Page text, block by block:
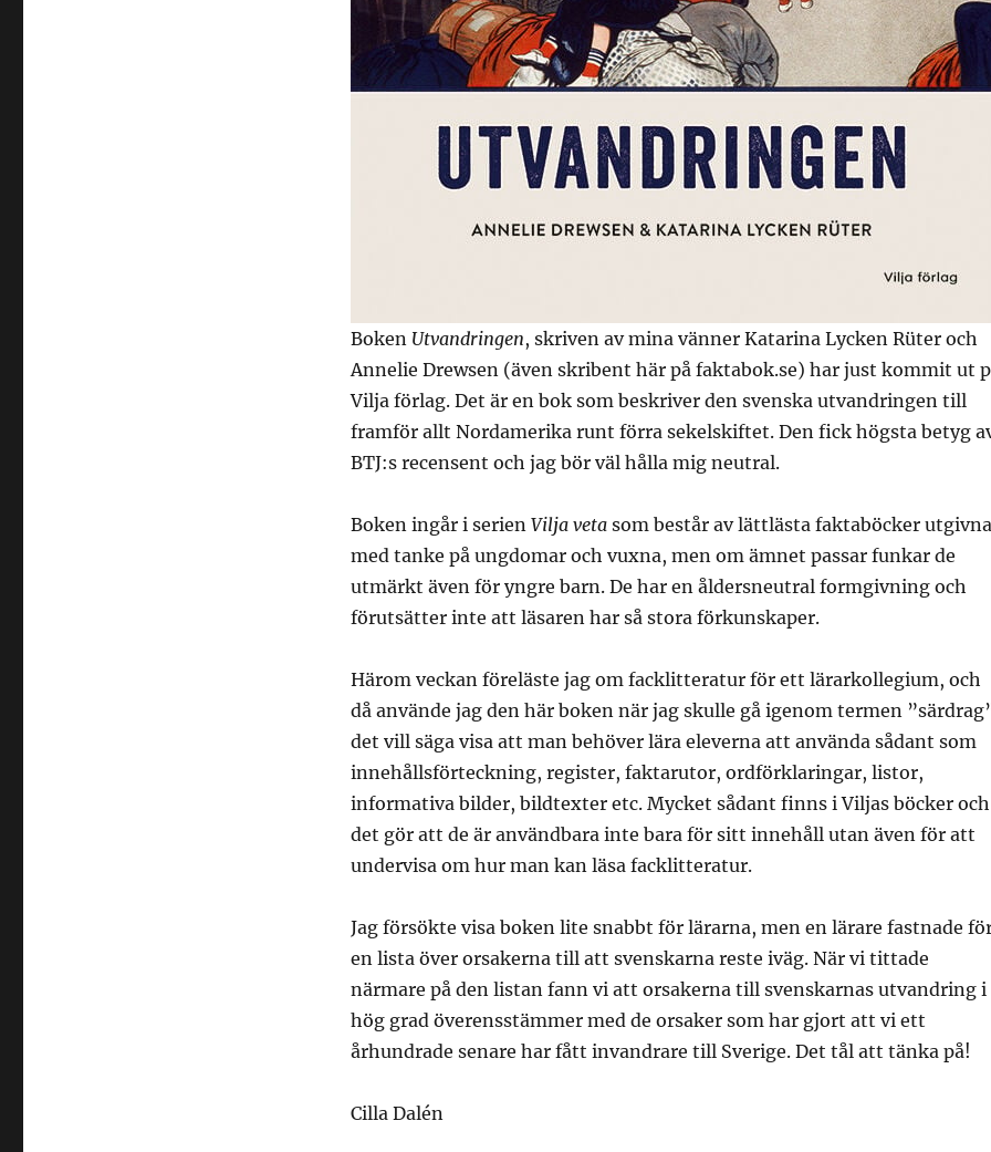
Boken Utvandringen, skriven av mina vänner Katarina Lycken Rüter och
Annelie Drewsen (även skribent här på faktabok.se) har just kommit ut
Vilja förlag. Det är en bok som beskriver den svenska utvandringen till
framför allt Nordamerika runt förra sekelskiftet. Den fick högsta betyg
BTJ:s recensent och jag bör väl hålla mig neutral.
Boken ingår i serien Vilja vetasom består av lättlästa faktaböcker utgivna
med tanke på ungdomar och vuxna, men om ämnet passar funkar de
utmärkt även för yngre barn. De har en åldersneutral formgivning och
förutsätter inte att läsaren har så stora förkunskaper.
Härom veckan föreläste jag om facklitteratur för ett lärarkollegium, och
då använde jag den här boken när jag skulle gå igenom termen
det vill säga visa att man behöver lära eleverna att använda sådant som
innehållsförteckning, register, faktarutor, ordförklaringar, listor,
informativa bilder, bildtexter etc. Mycket sådant finns i Viljas böcker och
det gör att de är användbara inte bara för sitt innehåll utan även för att
undervisa om hur man kan läsa facklitteratur.
Jag försökte visa boken lite snabbt för lärarna, men en lärare fastnade
en lista över orsakerna till att svenskarna reste iväg. När vi tittade
närmare på den listan fann vi att orsakerna till svenskarnas utvandring i
hög grad överensstämmer med de orsaker som har gjort att vi ett
århundrade senare har fått invandrare till Sverige. Det tål att tänka på!
Cilla Dalén